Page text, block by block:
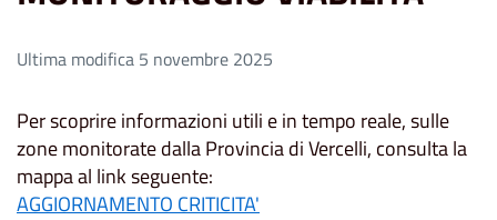
Ultima modifica 5 novembre 2025
Per scoprire informazioni utili e in tempo reale, sulle
zone monitorate dalla Provincia di Vercelli, consulta la
mappa al link seguente:
AGGIORNAMENTO CRITICITA'